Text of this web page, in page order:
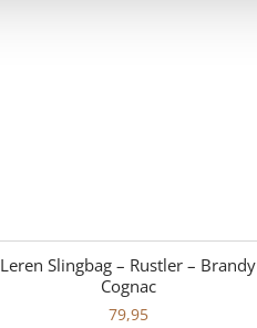
Leren Slingbag – Rustler – Brandy
Cognac
79,95